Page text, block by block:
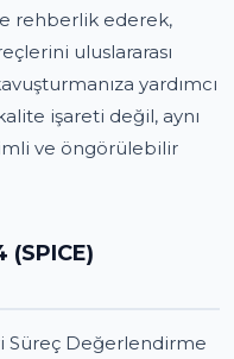
rehberlik ederek,
uluslararası
yardımcı
işareti değil, aynı
ve öngörülebilir
(SPICE)
Süreç Değerlendirme